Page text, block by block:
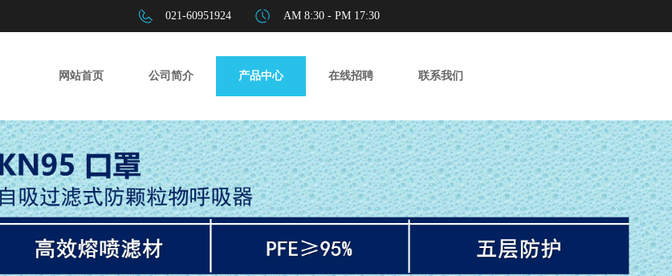
021-60951924 AM 8:30 - PM 17:30​
网站首页 公司简介 产品中心 在线招聘 联系我们